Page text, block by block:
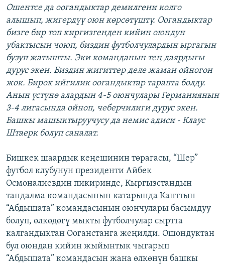
Ошентсе да оогандыктар демилгени колго
алышып, жигердүү оюн көрсөтүштү. Оогандыктар
бизге бир топ киргизгенден кийин оюндун
убактысын чоюп, биздин футболчулардын ыргагын
бузуп жатышты. Эки команданын тең даярдыгы
дурус экен. Биздин жигиттер деле жаман ойногон
жок. Бирок ийгилик оогандыктар тарапта болду.
Анын үстүнө алардын 4-5 оюнчулары Германиянын
3-4 лигасында ойноп, чеберчилиги дурус экен.
Башкы машыктыруучусу да немис адиси - Клаус
Штаерк болуп саналат.
Бишкек шаардык кеңешинин төрагасы, “Шер”
футбол клубунун президенти Айбек
Осмоналиевдин пикиринде, Кыргызстандын
тандалма командасынын катарында Канттын
“Абдышата” командасынын оюнчулары басымдуу
болуп, өлкөдөгү мыкты футболчулар сыртта
калгандыктан Ооганстанга жеңилди. Ошондуктан
бул оюндан кийин жыйынтык чыгарып
“Абдышата” командасын жана өлкөнүн башкы